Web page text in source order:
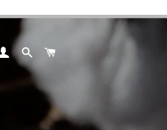
ログイン
検索